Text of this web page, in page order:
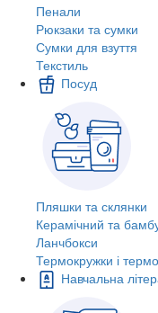
Пенали
Рюкзаки та сумки
Сумки для взуття
Текстиль
Посуд
Пляшки та склянки
Керамічний та
Ланчбокси
Термокружки і
Навчальна